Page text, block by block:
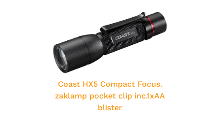
Coast HX5 Compact Focus.
zaklamp pocket clip inc.1xAA
blister